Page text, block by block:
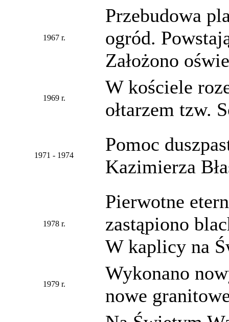
1967 r.
Przebudowa
ogród.
Założono
1969 r.
W kościele
ołtarzem tzw.
1971 - 1974
Pomoc
Kazimierza
1978 r.
Pierwotne
zastąpiono
W kaplicy na
1979 r.
Wykonano
nowe